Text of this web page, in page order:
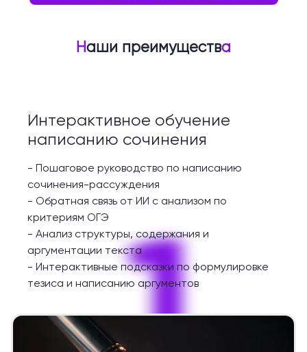
Наши преимущества
1
Интерактивное обучение
написанию сочинения
- Пошаговое руководство по написанию
сочинения-рассуждения
- Обратная связь от ИИ с анализом по
критериям ОГЭ
- Анализ структуры, содержания и
аргументации текста
- Интерактивные подсказки по формулировке
тезиса и написанию аргументов